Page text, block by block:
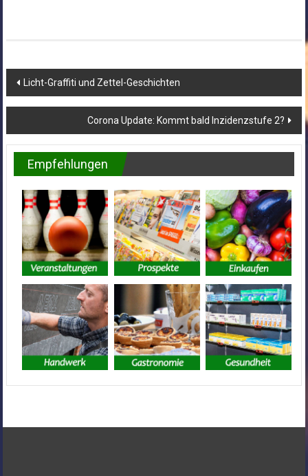
Beitragsnavigation
Licht-Graffiti und Zettel-Geschichten
Corona Update: Kommt bald Inzidenzstufe 2?
Empfehlungen